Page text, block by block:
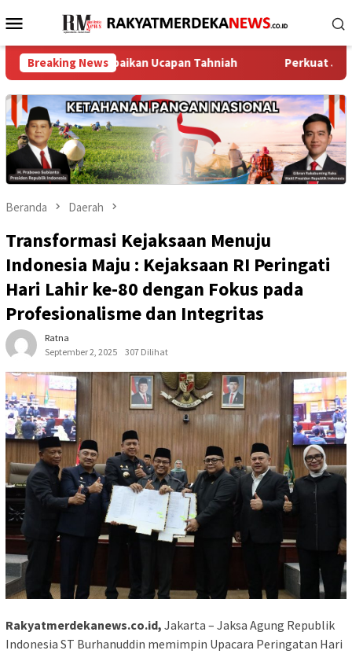
ke
Menu
Mobile
Breaking News
Ucapan Tahniah Perkuat Jaga Jakarta+ On
Beranda Daerah
Transformasi Kejaksaan Menuju
Indonesia Maju : Kejaksaan RI Peringati
Hari Lahir ke-80 dengan Fokus pada
Profesionalisme dan Integritas
Ratna
September 2, 2025
307 Dilihat
Rakyatmerdekanews.co.id, Jakarta – Jaksa Agung Republik
Indonesia ST Burhanuddin memimpin Upacara Peringatan Hari